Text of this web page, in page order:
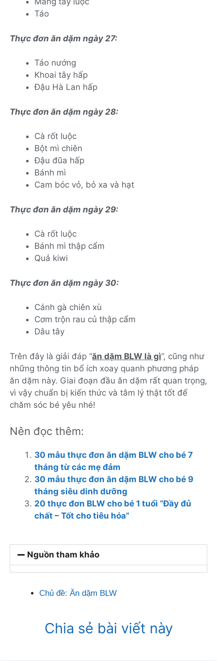
Táo
Thực đơn ăn dặm ngày 27:
Táo nướng
Khoai tây hấp
Đậu Hà Lan hấp
Thực đơn ăn dặm ngày 28:
Cà rốt luộc
Bột mì chiên
Đậu đũa hấp
Bánh mì
Cam bóc vỏ, bỏ xa và hạt
Thực đơn ăn dặm ngày 29:
Cà rốt luộc
Bánh mì thập cẩm
Quả kiwi
Thực đơn ăn dặm ngày 30:
Cánh gà chiên xù
Cơm trộn rau củ thập cẩm
Dâu tây
Trên đây là giải đáp “ăn dặm BLW là gì”, cũng như
những thông tin bổ ích xoay quanh phương pháp
ăn dặm này. Giai đoạn đầu ăn dặm rất quan trọng,
vì vậy chuẩn bị kiến thức và tâm lý thật tốt để
chăm sóc bé yêu nhé!
Nên đọc thêm:
30 mẫu thực đơn ăn dặm BLW cho bé 7
tháng từ các mẹ đảm
30 mẫu thực đơn ăn dặm BLW cho bé 9
tháng siêu dinh dưỡng
20 thực đơn BLW cho bé 1 tuổi “Đầy đủ
chất – Tốt cho tiêu hóa”
Nguồn tham khảo
Chủ đề: Ăn dặm BLW
Chia sẻ bài viết này